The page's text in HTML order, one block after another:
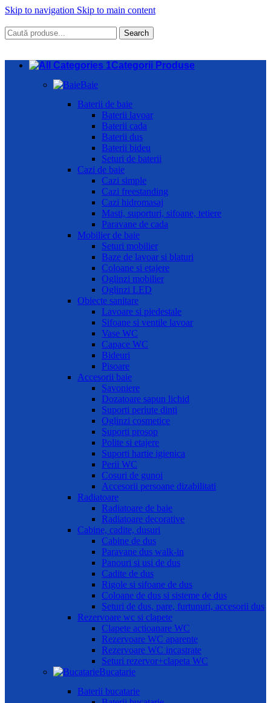
Skip to navigation Skip to main content
Search
Categorii Produse
Baie
Baterii de baie
Baterii lavoar
Baterii cada
Baterii dus
Baterii bideu
Seturi de baterii
Cazi de baie
Cazi simple
Cazi freestanding
Cazi hidromasaj
Masti, suporturi, sifoane, tetiere
Paravane de cada
Mobilier de baie
Seturi mobilier
Baze de lavoar si blaturi
Coloane si etajere
Oglinzi mobilier
Oglinzi LED
Obiecte sanitare
Lavoare si piedestale
Sifoane si ventile lavoar
Vase WC
Capace WC
Bideuri
Pisoare
Accesorii baie
Savoniere
Dozatoare sapun lichid
Suporti periute dinti
Oglinzi cosmetice
Suporti prosop
Polite si etajere
Suporti hartie igienica
Perii WC
Cosuri de gunoi
Accesorii persoane dizabilitati
Radiatoare
Radiatoare de baie
Radiatoare decorative
Cabine, cadite, dusuri
Cabine de dus
Paravane dus walk-in
Panouri si usi de dus
Cadite de dus
Rigole si sifoane de dus
Coloane de dus si sisteme de dus
Seturi de dus, pare, furtunuri, accesorii dus
Rezervoare wc si clapete
Clapete actioanare WC
Rezervoare WC aparente
Rezervoare WC incastrate
Seturi rezervor+clapeta WC
Bucatarie
Baterii bucatarie